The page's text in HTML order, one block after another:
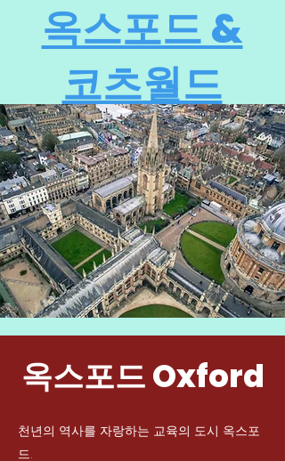
옥스포드 &
코츠월드
옥스포드 Oxford
천년의 역사를 자랑하는 교육의 도시 옥스포
드.